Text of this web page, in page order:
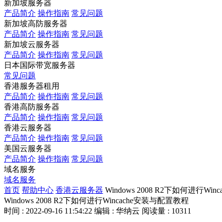
新加坡服务器
产品简介 操作指南 常见问题
新加坡高防服务器
产品简介 操作指南 常见问题
新加坡云服务器
产品简介 操作指南 常见问题
日本国际带宽服务器
常见问题
香港服务器租用
产品简介 操作指南 常见问题
香港高防服务器
产品简介 操作指南 常见问题
香港云服务器
产品简介 操作指南 常见问题
美国云服务器
产品简介 操作指南 常见问题
域名服务
域名服务
首页 帮助中心 香港云服务器 Windows 2008 R2下如何进行
Windows 2008 R2下如何进行Wincache安装与配置教程
时间 : 2022-09-16 11:54:22 编辑 : 华纳云 阅读量 : 10311